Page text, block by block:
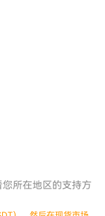
所在地区的支持方